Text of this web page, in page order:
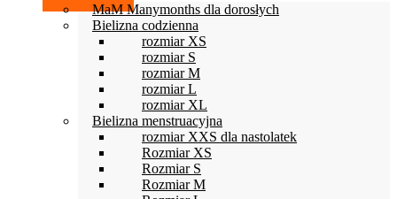
MaM Manymonths dla dorosłych
Bielizna codzienna
rozmiar XS
rozmiar S
rozmiar M
rozmiar L
rozmiar XL
Bielizna menstruacyjna
rozmiar XXS dla nastolatek
Rozmiar XS
Rozmiar S
Rozmiar M